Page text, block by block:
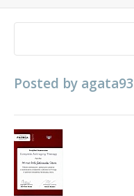
Posted by agata93